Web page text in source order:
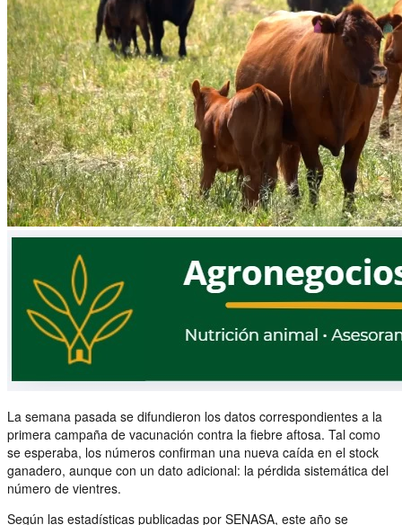
La semana pasada se difundieron los datos correspondientes a la
primera campaña de vacunación contra la fiebre aftosa. Tal como
se esperaba, los números confirman una nueva caída en el stock
ganadero, aunque con un dato adicional: la pérdida sistemática del
número de vientres.
Según las estadísticas publicadas por SENASA, este año se